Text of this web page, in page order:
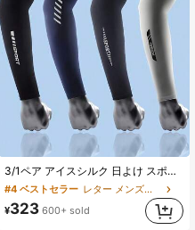
3/1ペア アイスシルク 日よけ スポーツアームスリーブ、ユニセックス アウトドアサイクリング 日よけ、通気性 速乾 日よけスリーブ、軽量スポーツスタイル、アイスシルク生地、通気性 速乾、複数色展開、スリーブスタイル、日よけ機能、アイスフィール 日よけスポーツアームスリーブ、UPF50+、UVカット、スリーブ、グローブ、カフス、アームスリーブ、レディースアームガード、メンズアームガード、指なしグローブ、レディースアクセサリー、メンズアクセサリー
#4 ベストセラー
レター メンズグローブ
¥323 600+ sold